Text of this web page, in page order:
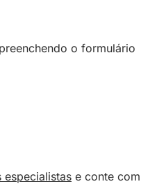
o formulário
especialistas e conte com